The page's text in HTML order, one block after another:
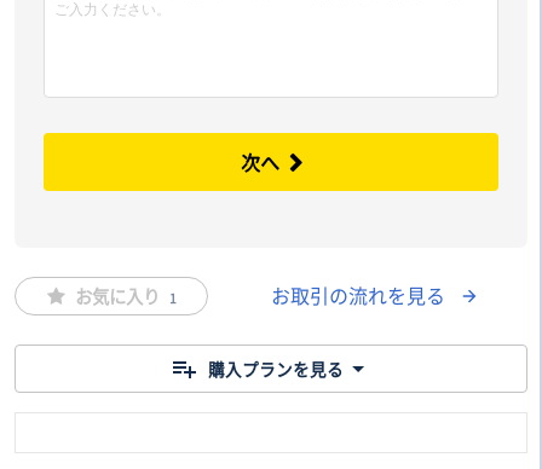
次へ
お気に入り 1 お取引の流れを見る
購入プランを見る